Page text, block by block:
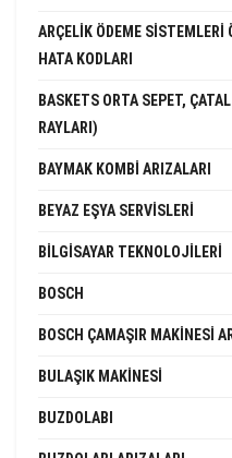
ARÇELIK ÖDEME
HATA KODLARI
BASKETS ORTA SEPET,
RAYLARI)
BAYMAK KOMBI ARIZALARI
BEYAZ EŞYA SERVISLERI
BILGISAYAR TEKNOLOJILERI
BOSCH
BOSCH ÇAMAŞIR MAKINESI
BULAŞIK MAKINESI
BUZDOLABI